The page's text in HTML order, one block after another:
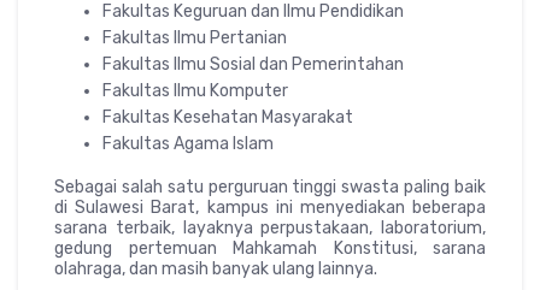
Fakultas Keguruan dan Ilmu Pendidikan
Fakultas Ilmu Pertanian
Fakultas Ilmu Sosial dan Pemerintahan
Fakultas Ilmu Komputer
Fakultas Kesehatan Masyarakat
Fakultas Agama Islam
Sebagai salah satu perguruan tinggi swasta paling baik
di Sulawesi Barat, kampus ini menyediakan beberapa
sarana terbaik, layaknya perpustakaan, laboratorium,
gedung pertemuan Mahkamah Konstitusi, sarana
olahraga, dan masih banyak ulang lainnya.